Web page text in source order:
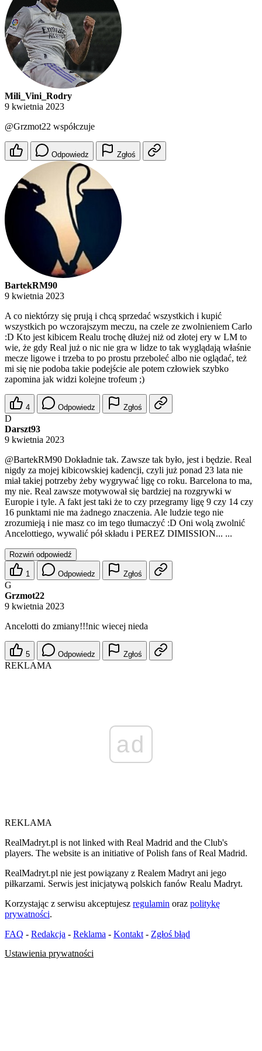
Mili_Vini_Rodry
9 kwietnia 2023
@Grzmot22 współczuje
Odpowiedz Zgłoś
BartekRM90
9 kwietnia 2023
A co niektórzy się prują i chcą sprzedać wszystkich i kupić
wszystkich po wczorajszym meczu, na czele ze zwolnieniem Carlo
:D Kto jest kibicem Realu trochę dłużej niż od złotej ery w LM to
wie, że gdy Real już o nic nie gra w lidze to tak wyglądają właśnie
mecze ligowe i trzeba to po prostu przeboleć albo nie oglądać, też
mi się nie podoba takie podejście ale potem człowiek szybko
zapomina jak widzi kolejne trofeum ;)
4 Odpowiedz Zgłoś
D
Darszt93
9 kwietnia 2023
@BartekRM90 Dokładnie tak. Zawsze tak było, jest i będzie. Real
nigdy za mojej kibicowskiej kadencji, czyli już ponad 23 lata nie
miał takiej potrzeby żeby wygrywać ligę co roku. Barcelona to ma,
my nie. Real zawsze motywował się bardziej na rozgrywki w
Europie i tyle. A fakt jest taki że to czy przegramy ligę 9 czy 14 czy
16 punktami nie ma żadnego znaczenia. Ale ludzie tego nie
zrozumieją i nie masz co im tego tłumaczyć :D Oni wolą zwolnić
Ancelottiego, wywalić pół składu i PEREZ DIMISSION... ...
Rozwiń odpowiedź
1 Odpowiedz Zgłoś
G
Grzmot22
9 kwietnia 2023
Ancelotti do zmiany!!!nic wiecej nieda
5 Odpowiedz Zgłoś
REKLAMA
ad
REKLAMA
RealMadryt.pl is not linked with Real Madrid and the Club's
players. The website is an initiative of Polish fans of Real Madrid.
RealMadryt.pl nie jest powiązany z Realem Madryt ani jego
piłkarzami. Serwis jest inicjatywą polskich fanów Realu Madryt.
Korzystając z serwisu akceptujesz regulamin oraz politykę
prywatności.
FAQ - Redakcja - Reklama - Kontakt - Zgłoś błąd
Ustawienia prywatności